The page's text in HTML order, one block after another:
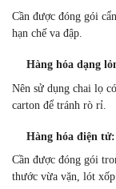
Cần được đóng gói
hạn chế va đập.
Hàng hóa dạng
Nên sử dụng chai lọ
carton để tránh rò rỉ.
Hàng hóa điện tử:
Cần được đóng gói
thước vừa vặn, lót